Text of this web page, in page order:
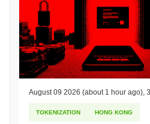
ESHARE wird derzeit~99.99%
Wie schneidet ESHARE im
breiteren Kryptomarkt ab?
In den letzten 7 Tagen ist
übertraf damit den gesamten
von0.02%verzeichnete. Dies
Marktdynamik hin.
August 09 2026 (about 1 hour ago)
TOKENIZATION HONG KONG